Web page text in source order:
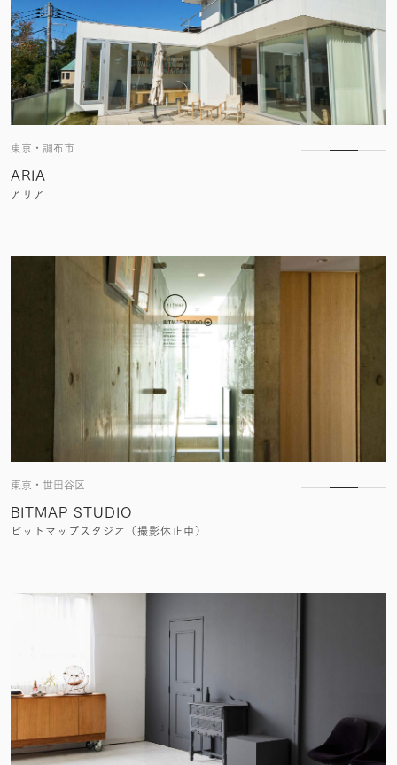
東京・調布市
ARIA
アリア
東京・世田谷区
BITMAP STUDIO
ビットマップスタジオ（撮影休止中）